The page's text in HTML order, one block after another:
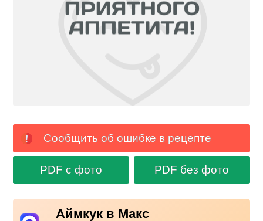
Сообщить об ошибке в рецепте
PDF с фото PDF без фото
Аймкук в Макс